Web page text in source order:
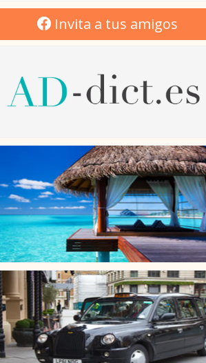
Invita a tus amigos